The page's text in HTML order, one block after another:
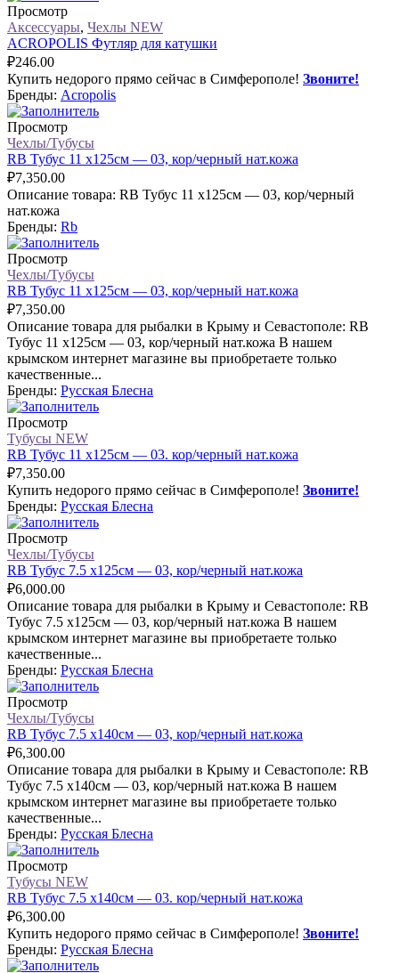
Просмотр
Аксессуары, Чехлы NEW
ACROPOLIS Футляр для катушки
₽246.00
Купить недорого прямо сейчас в Симферополе! Звоните!
Бренды: Acropolis
Просмотр
Чехлы/Тубусы
RB Тубус 11 х125см — 03, кор/черный нат.кожа
₽7,350.00
Описание товара: RB Тубус 11 х125см — 03, кор/черный
нат.кожа
Бренды: Rb
Просмотр
Чехлы/Тубусы
RB Тубус 11 х125см — 03, кор/черный нат.кожа
₽7,350.00
Описание товара для рыбалки в Крыму и Севастополе: RB
Тубус 11 х125см — 03, кор/черный нат.кожа В нашем
крымском интернет магазине вы приобретаете только
качественные...
Бренды: Русская Блесна
Просмотр
Тубусы NEW
RB Тубус 11 х125см — 03. кор/черный нат.кожа
₽7,350.00
Купить недорого прямо сейчас в Симферополе! Звоните!
Бренды: Русская Блесна
Просмотр
Чехлы/Тубусы
RB Тубус 7.5 х125см — 03, кор/черный нат.кожа
₽6,000.00
Описание товара для рыбалки в Крыму и Севастополе: RB
Тубус 7.5 х125см — 03, кор/черный нат.кожа В нашем
крымском интернет магазине вы приобретаете только
качественные...
Бренды: Русская Блесна
Просмотр
Чехлы/Тубусы
RB Тубус 7.5 х140см — 03, кор/черный нат.кожа
₽6,300.00
Описание товара для рыбалки в Крыму и Севастополе: RB
Тубус 7.5 х140см — 03, кор/черный нат.кожа В нашем
крымском интернет магазине вы приобретаете только
качественные...
Бренды: Русская Блесна
Просмотр
Тубусы NEW
RB Тубус 7.5 х140см — 03. кор/черный нат.кожа
₽6,300.00
Купить недорого прямо сейчас в Симферополе! Звоните!
Бренды: Русская Блесна